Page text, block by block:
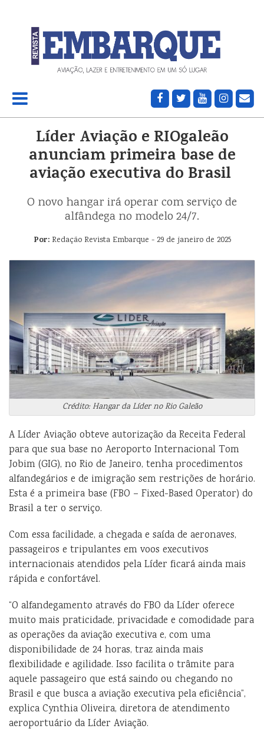
Líder Aviação e RIOgaleão
anunciam primeira base de
aviação executiva do Brasil
O novo hangar irá operar com serviço de
alfândega no modelo 24/7.
Por:Redação Revista Embarque - 29 de janeiro de 2025
Crédito: Hangar da Líder no Rio Galeão
A Líder Aviação obteve autorização da Receita Federal
para que sua base no Aeroporto Internacional Tom
Jobim (GIG), no Rio de Janeiro, tenha procedimentos
alfandegários e de imigração sem restrições de horário.
Esta é a primeira base (FBO – Fixed-Based Operator) do
Brasil a ter o serviço.
Com essa facilidade, a chegada e saída de aeronaves,
passageiros e tripulantes em voos executivos
internacionais atendidos pela Líder ficará ainda mais
rápida e confortável.
“O alfandegamento através do FBO da Líder oferece
muito mais praticidade, privacidade e comodidade para
as operações da aviação executiva e, com uma
disponibilidade de 24 horas, traz ainda mais
flexibilidade e agilidade. Isso facilita o trâmite para
aquele passageiro que está saindo ou chegando no
Brasil e que busca a aviação executiva pela eficiência”,
explica Cynthia Oliveira, diretora de atendimento
aeroportuário da Líder Aviação.